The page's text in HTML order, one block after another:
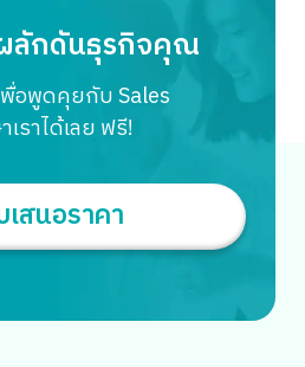
ผลักดันธุรกิจคุณ
พื่อพูดคุยกับ Sales
ราได้เลย ฟรี!
เสนอราคา